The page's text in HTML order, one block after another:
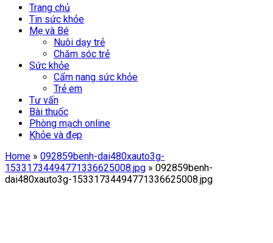
Trang chủ
Tin sức khỏe
Mẹ và Bé
Nuôi dạy trẻ
Chăm sóc trẻ
Sức khỏe
Cẩm nang sức khỏe
Trẻ em
Tư vấn
Bài thuốc
Phòng mạch online
Khỏe và đẹp
Home » 092859benh-dai480xauto3g-
15331734494771336625008.jpg » 092859benh-
dai480xauto3g-15331734494771336625008.jpg